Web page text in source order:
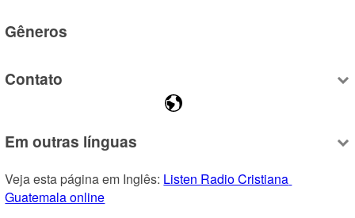
Gêneros
Contato
Em outras línguas
Veja esta página em Inglês: Listen Radio Cristiana
Guatemala online